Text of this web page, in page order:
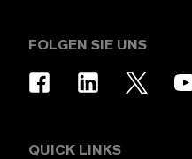
FOLGEN SIE UNS
QUICK LINKS